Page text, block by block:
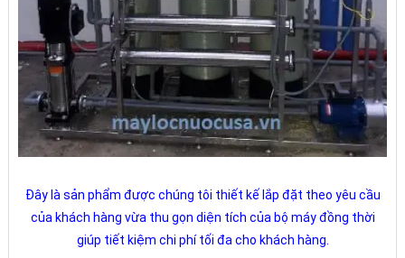
Đây là sản phẩm được chúng tôi thiết kế lắp đặt theo yêu cầu
của khách hàng vừa thu gọn diện tích của bộ máy đồng thời
giúp tiết kiệm chi phí tối đa cho khách hàng.